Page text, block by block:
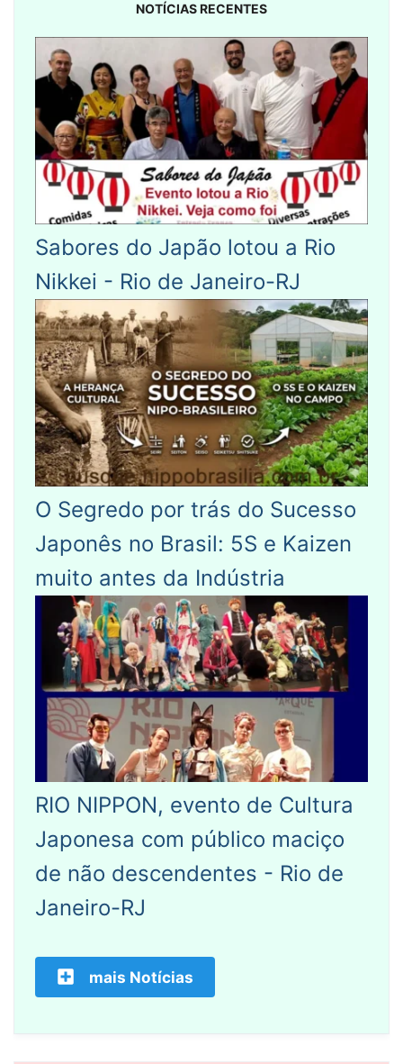
NOTÍCIAS RECENTES
Sabores do Japão lotou a Rio
Nikkei - Rio de Janeiro-RJ
O Segredo por trás do Sucesso
Japonês no Brasil: 5S e Kaizen
muito antes da Indústria
RIO NIPPON, evento de Cultura
Japonesa com público maciço
de não descendentes - Rio de
Janeiro-RJ
mais Notícias